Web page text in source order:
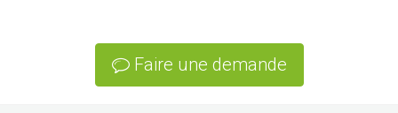
Faire une demande